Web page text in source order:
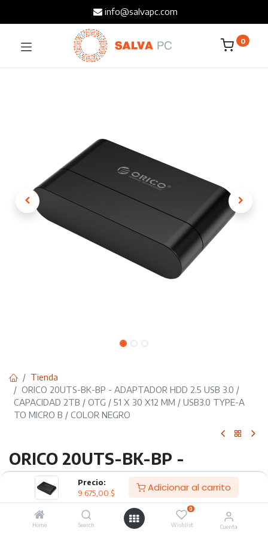
Precio:
9.675,00 $ Adicionar al carrito
Home Search
0
Wishlist Cuenta
info@salvapc.com
0
Tienda
ORICO 20UTS-BK-BP - ADAPTADOR HDD 2.5 USB 3.0 /
CAPACIDAD 2TB / OTG / 51 X 30 X12 MM / USB3.0 TYPE-A
TO MICRO B / COLOR NEGRO
ORICO 20UTS-BK-BP -
ADAPTADOR HDD 2.5 USB 3.0 /
CAPACIDAD 2TB / OTG / 51 X 30
X12 MM / USB3.0 TYPE-A TO